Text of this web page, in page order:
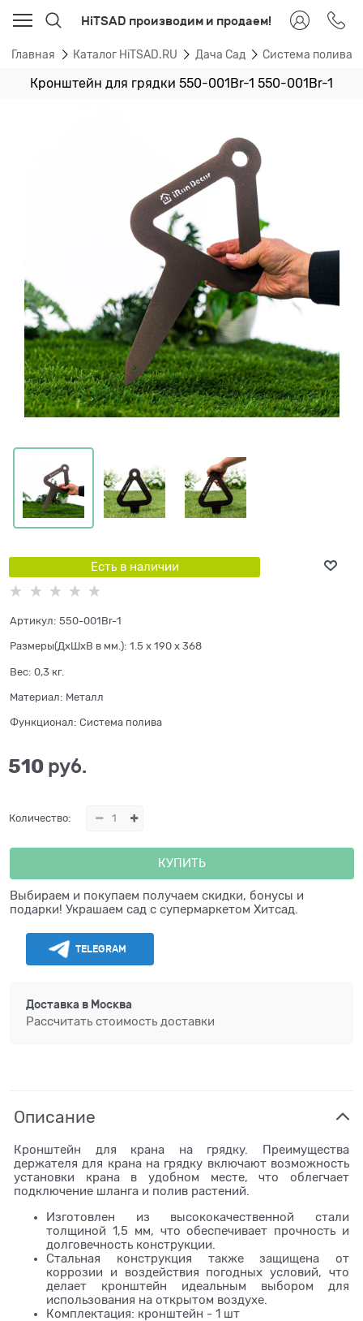
HiTSAD производим и продаем!
Главная Каталог HiTSAD.RU Дача Сад Система полива
Кронштейн для грядки 550-001Br-1 550-001Br-1
Есть в наличии
Артикул: 550-001Br-1
Размеры(ДхШхВ в мм.): 1.5 x 190 x 368
Вес: 0,3 кг.
Материал: Металл
Функционал: Система полива
510 руб.
Количество:
КУПИТЬ
Выбираем и покупаем получаем скидки, бонусы и
подарки! Украшаем сад с супермаркетом Хитсад.
TELEGRAM
Доставка в Москва
Рассчитать стоимость доставки
Описание
Кронштейн для крана на грядку. Преимущества
держателя для крана на грядку включают возможность
установки крана в удобном месте, что облегчает
подключение шланга и полив растений.
Изготовлен из высококачественной стали
толщиной 1,5 мм, что обеспечивает прочность и
долговечность конструкции.
Стальная конструкция также защищена от
коррозии и воздействия погодных условий, что
делает кронштейн идеальным выбором для
использования на открытом воздухе.
Комплектация: кронштейн - 1 шт